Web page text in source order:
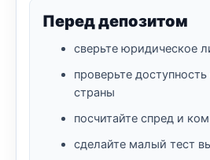
Перед депозитом
сверьте юридическое
проверьте
страны
посчитайте спред и
сделайте малый тест